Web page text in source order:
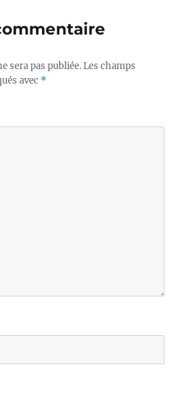
sera pas publiée. Les champs
avec *